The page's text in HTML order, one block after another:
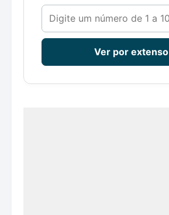
Número de 1 a 100000
Ver por extenso